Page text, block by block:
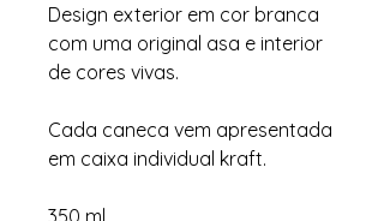
Design exterior em cor branca
com uma original asa e interior
de cores vivas.
Cada caneca vem apresentada
em caixa individual kraft.
350 ml